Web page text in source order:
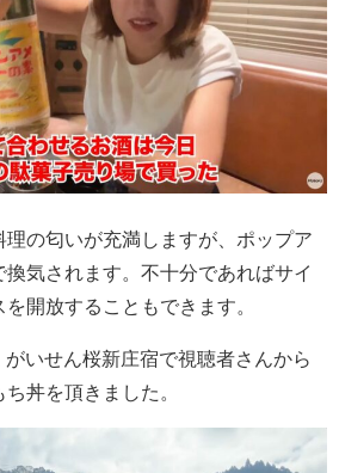
の匂いが充満しますが、ポップア
気されます。不十分であればサイ
開放することもできます。
いせん桜新庄宿で視聴者さんから
丼を頂きました。